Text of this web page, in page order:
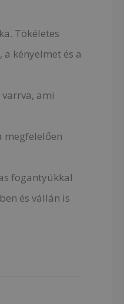
Tökéletes
kényelmet és a
ami
megfelelően
fogantyúkkal
és vállán is